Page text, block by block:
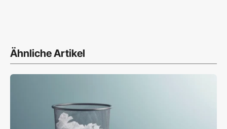
Ähnliche Artikel